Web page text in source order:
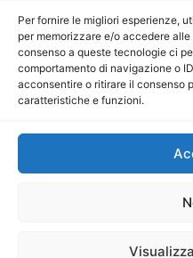
Per fornire le migliori esperienze,
per memorizzare e/o accedere
consenso a queste tecnologie ci
comportamento di navigazione o
acconsentire o ritirare il consenso
caratteristiche e funzioni.
Direttore
Direttore
P.IVA:
Mercurio
iscritta al Registro degli